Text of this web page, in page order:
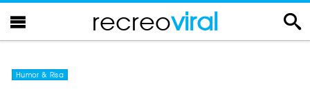
recreoviral
Humor & Risa